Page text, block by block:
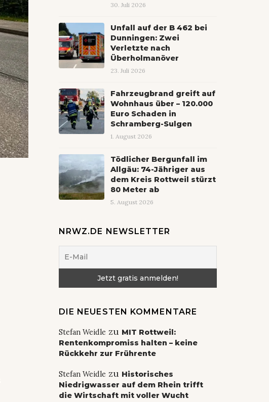
30. Juli 2026
Unfall auf der B 462 bei
Dunningen: Zwei
Verletzte nach
Überholmanöver
23. Juli 2026
Fahrzeugbrand greift auf
Wohnhaus über – 120.000
Euro Schaden in
Schramberg-Sulgen
1. August 2026
Tödlicher Bergunfall im
Allgäu: 74-Jähriger aus
dem Kreis Rottweil stürzt
80 Meter ab
5. August 2026
NRWZ.DE NEWSLETTER
DIE NEUESTEN KOMMENTARE
Stefan Weidle zu MIT Rottweil:
Rentenkompromiss halten – keine
Rückkehr zur Frührente
Stefan Weidle zu Historisches
Niedrigwasser auf dem Rhein trifft
die Wirtschaft mit voller Wucht